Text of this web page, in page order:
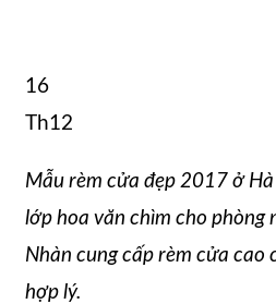
16
Th12
Mẫu rèm cửa đẹp 2017 ở
lớp hoa văn chìm cho phòng
Nhàn cung cấp rèm cửa cao
hợp lý.